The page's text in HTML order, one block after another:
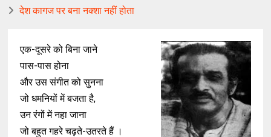
देश कागज पर बना नक्शा नहीं होता
एक-दूसरे को बिना जाने
पास-पास होना
और उस संगीत को सुनना
जो धमनियों में बजता है,
उन रंगों में नहा जाना
जो बहुत गहरे चढ़ते-उतरते हैं ।